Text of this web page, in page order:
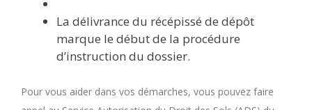
La délivrance du récépissé de dépôt
marque le début de la procédure
d’instruction du dossier.
Pour vous aider dans vos démarches, vous pouvez faire